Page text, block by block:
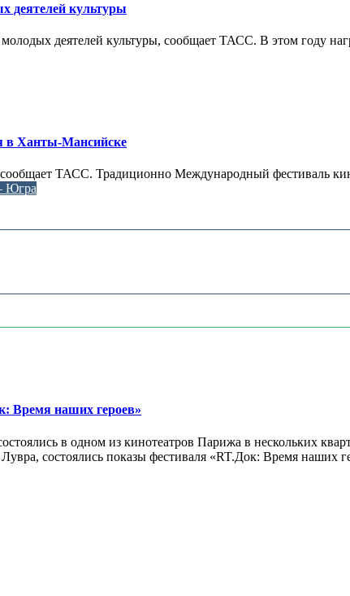
деятелей культуры
деятелей культуры, сообщает ТАСС. В этом году
в Ханты-Мансийске
сообщает ТАСС. Традиционно Международный фестиваль
Югра
Время наших героев»
в одном из кинотеатров Парижа в нескольких
Лувра, состоялись показы фестиваля «RT.Док: Время